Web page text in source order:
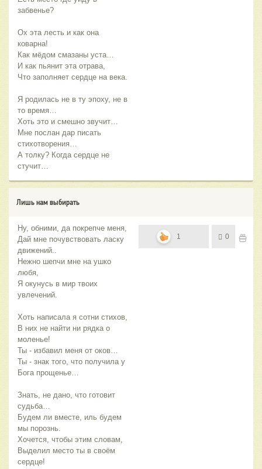
забвенье?
Ох эта лесть и как она
коварна!
Как мёдом смазаны уста…
И как пьянит эта отрава,
Что заполняет сердце на века.
Я родилась не в ту эпоху, не в
то время…
Хоть это и смешно звучит…
Мне послан дар писать
стихотворения…
А толку? Когда сердце не
стучит…
Лишь нам выбирать
Ну, обними, да покрепче меня,
Дай мне почувствовать ласку
движений..
Нежно шепчи мне на ушко
любя,
Я окунусь в мир твоих
увлечений.
Хоть написала я сотни стихов,
В них не найти ни рядка о
моленье!
Ты - избавил меня от оков…
Ты - знак того, что получила у
Бога прощенье…
Знать, не дано, что готовит
судьба…
Будем ли вместе, иль будем
мы порознь.
Хочется, чтобы этим словам,
Выделил место ты в своём
сердце!
1 0